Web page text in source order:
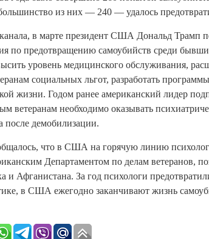
из них — 240 — удалось
в марте президент США Дональд Трамп
по предотвращению самоубийств среди
уровень медицинского обслуживания,
социальных льгот, разработать
жизни. Годом ранее американский лидер
ветеранам необходимо оказывать
демобилизации.
что в США на горячую линию
Департаментом по делам ветеранов,
и Афганистана. За год психологи
в США ежегодно заканчивают жизнь